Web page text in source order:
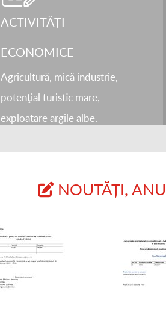
ACTIVITĂȚI
ECONOMICE
Agricultură, mică industrie,
potenţial turistic mare,
exploatare argile albe.
NOUTĂȚI,